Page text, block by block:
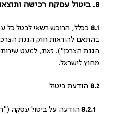
8. ביטול עסקת רכישה ותוצאותיו
8.1 ככלל, הרוכש רשאי לבטל כל
הגנת הצרכן"). זאת, למעט
מחוץ לישראל.
8.2 הודעת ביטול
הודעה על ביטול עסקה